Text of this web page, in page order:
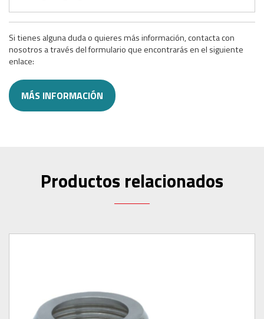
Si tienes alguna duda o quieres más información, contacta con
nosotros a través del formulario que encontrarás en el siguiente
enlace:
MÁS INFORMACIÓN
Productos relacionados